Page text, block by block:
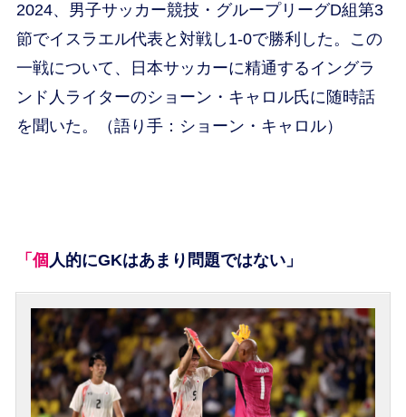
2024、男子サッカー競技・グループリーグD組第3
節でイスラエル代表と対戦し1-0で勝利した。この
一戦について、日本サッカーに精通するイングラ
ンド人ライターのショーン・キャロル氏に随時話
を聞いた。（語り手：ショーン・キャロル）
「個人的にGKはあまり問題ではない」